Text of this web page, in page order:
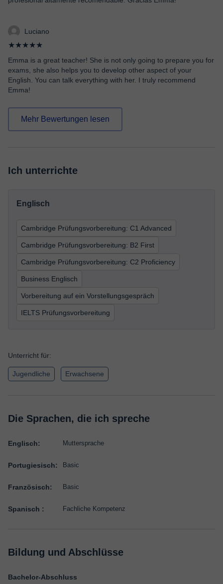
Luciano
★★★★★
Emma is a great teacher! She is not only going to prepare you for
exams, she also helps you to develop other aspect of your
English. You can talk everything with her. I truly recommend
Emma!
Mehr Bewertungen lesen
Ich unterrichte
Englisch
Cambridge Prüfungsvorbereitung: C1 Advanced
Cambridge Prüfungsvorbereitung: B2 First
Cambridge Prüfungsvorbereitung: C2 Proficiency
Business Englisch
Vorbereitung auf ein Vorstellungsgespräch
IELTS Prüfungsvorbereitung
Unterricht für:
Jugendliche Erwachsene
Die Sprachen, die ich spreche
Englisch: Muttersprache
Portugiesisch: Basic
Französisch: Basic
Spanisch : Fachliche Kompetenz
Bildung und Abschlüsse
Bachelor-Abschluss